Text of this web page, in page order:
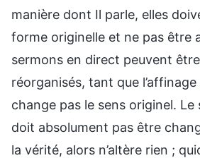
manière dont Il parle, elles
forme originelle et ne pas être
sermons en direct peuvent
réorganisés, tant que
change pas le sens originel. Le
doit absolument pas être
la vérité, alors n’altère rien ;